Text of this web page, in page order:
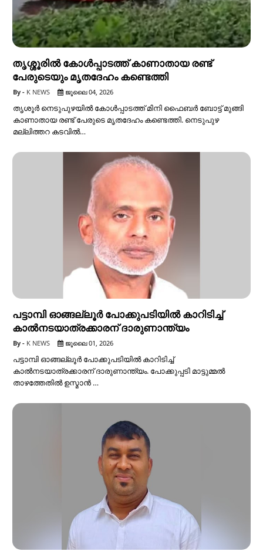
തൃശ്ശൂരിൽ കോൾപ്പാടത്ത് കാണാതായ രണ്ട്
പേരുടെയും മൃതദേഹം കണ്ടെത്തി
K NEWS ജൂലൈ 04, 2026
തൃശൂർ നെടുപുഴയിൽ കോൾപ്പാടത്ത് മിനി ഫൈബർ ബോട്ട് മുങ്ങി
കാണാതായ രണ്ട് പേരുടെ മൃതദേഹം കണ്ടെത്തി. നെടുപുഴ
മല്ലിത്തറ കടവിൽ…
പട്ടാമ്പി ഓങ്ങല്ലൂർ പോക്കുപടിയിൽ കാറിടിച്ച്
കാൽനടയാത്രക്കാരന് ദാരുണാന്ത്യം
K NEWS ജൂലൈ 01, 2026
പട്ടാമ്പി ഓങ്ങല്ലൂർ പോക്കുപടിയിൽ കാറിടിച്ച്
കാൽനടയാത്രക്കാരന് ദാരുണാന്ത്യം. പോക്കുപ്പടി മാട്ടുമ്മൽ
താഴത്തേതിൽ ഉസ്മാൻ …